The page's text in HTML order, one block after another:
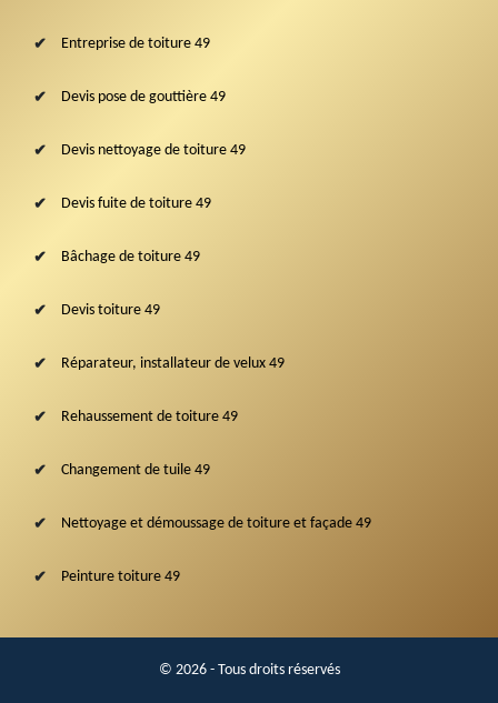
Entreprise de toiture 49
Devis pose de gouttière 49
Devis nettoyage de toiture 49
Devis fuite de toiture 49
Bâchage de toiture 49
Devis toiture 49
Réparateur, installateur de velux 49
Rehaussement de toiture 49
Changement de tuile 49
Nettoyage et démoussage de toiture et façade 49
Peinture toiture 49
© 2026 - Tous droits réservés